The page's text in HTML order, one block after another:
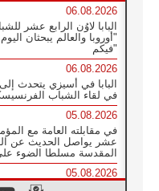
06.08.2026
البابا لاوُن الرابع عشر
"أوروبا والعالم يبحثان
فيكم"
06.08.2026
البابا في أسيزي يتحدث
في لقاء الشباب
05.08.2026
في مقابلته العامة مع
عشر يواصل الحديث عن
المقدسة مسلطا الضوء
05.08.2026
البابا لاوُن الرابع عشر